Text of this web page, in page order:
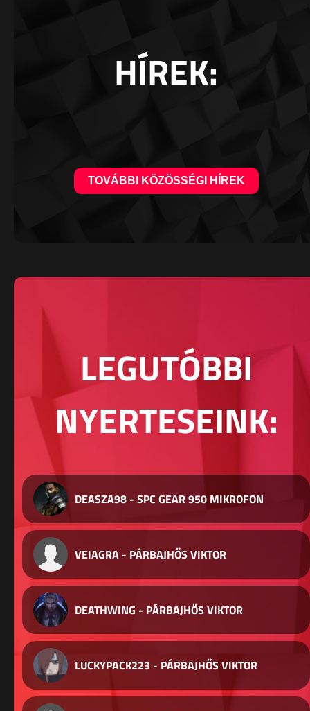
HÍREK:
TOVÁBBI KÖZÖSSÉGI HÍREK
LEGUTÓBBI
NYERTESEINK:
DEASZA98 - SPC GEAR 950 MIKROFON
VEIAGRA - PÁRBAJHŐS VIKTOR
DEATHWING - PÁRBAJHŐS VIKTOR
LUCKYPACK223 - PÁRBAJHŐS VIKTOR